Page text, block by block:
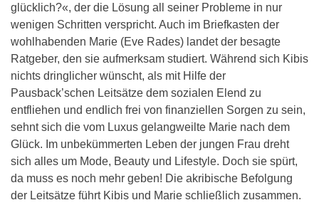
glücklich?«, der die Lösung all seiner Probleme in nur
wenigen Schritten verspricht. Auch im Briefkasten der
wohlhabenden Marie (Eve Rades) landet der besagte
Ratgeber, den sie aufmerksam studiert. Während sich Kibis
nichts dringlicher wünscht, als mit Hilfe der
Pausback’schen Leitsätze dem sozialen Elend zu
entfliehen und endlich frei von finanziellen Sorgen zu sein,
sehnt sich die vom Luxus gelangweilte Marie nach dem
Glück. Im unbekümmerten Leben der jungen Frau dreht
sich alles um Mode, Beauty und Lifestyle. Doch sie spürt,
da muss es noch mehr geben! Die akribische Befolgung
der Leitsätze führt Kibis und Marie schließlich zusammen.